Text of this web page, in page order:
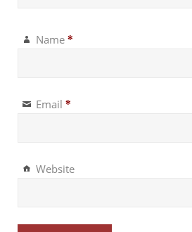
Name *
Email *
Website